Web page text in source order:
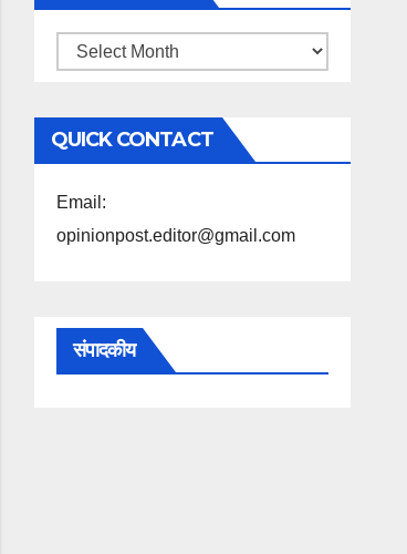
महिने
अनुसार
पढ़ें
QUICK CONTACT
Email:
opinionpost.editor@gmail.com
संपादकीय